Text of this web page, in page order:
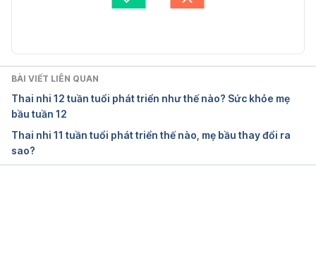
https://www.pregnancybirthbaby.org.au/pregnancy
Week-by-week guide to pregnancy
week/1st-trimester/week-9/#anchor-tabs Ngày truy
cập: 27/9/2024
Pregnancy calendar – Week 9
BÀI VIẾT LIÊN QUAN
Thai nhi 12 tuần tuổi phát triển như thế nào? Sức khỏe mẹ
bầu tuần 12
Thai nhi 11 tuần tuổi phát triển thế nào, mẹ bầu thay đổi ra
sao?